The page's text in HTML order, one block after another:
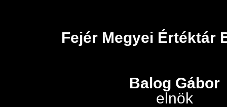
Fejér Megyei Értéktár
Balog Gábor
elnök